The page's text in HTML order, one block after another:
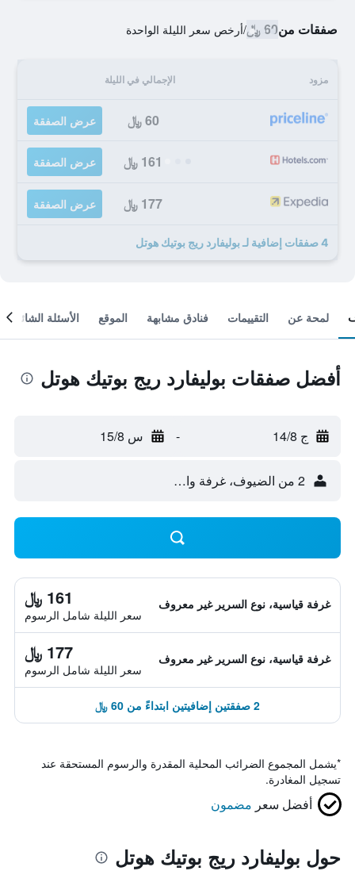
صفقات من60 ﷼ /أرخص سعر الليلة الواحدة
مزود الإجمالي في الليلة
60 ﷼ عرض الصفقة
161 ﷼ عرض الصفقة
177 ﷼ عرض الصفقة
4 صفقات إضافية لـ بوليفارد ريج بوتيك هوتل
لمحة عن التقييمات فنادق مشابهة الموقع الأسئلة الشائعة
أفضل صفقات بوليفارد ريج بوتيك هوتل
ج 14/8 - س 15/8
2 من الضيوف، غرفة واحدة
غرفة قياسية، نوع السرير غير معروف 161 ﷼
سعر الليلة شامل الرسوم
غرفة قياسية، نوع السرير غير معروف 177 ﷼
سعر الليلة شامل الرسوم
2 صفقتين إضافيتين ابتداءً من 60 ﷼
*يشمل المجموع الضرائب المحلية المقدرة والرسوم المستحقة عند
تسجيل المغادرة.
أفضل سعر مضمون
حول بوليفارد ريج بوتيك هوتل